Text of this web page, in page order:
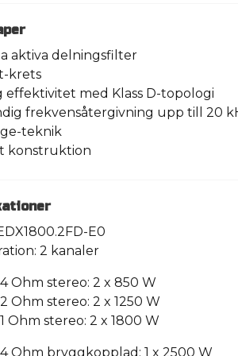
aktiva delningsfilter
krets
effektivitet med Klass D-topologi
frekvensåtergivning upp till 20
teknik
konstruktion
E0
2 kanaler
Ohm stereo: 2 x 850 W
Ohm stereo: 2 x 1250 W
Ohm stereo: 2 x 1800 W
Ohm bryggkopplad: 1 x 2500 W